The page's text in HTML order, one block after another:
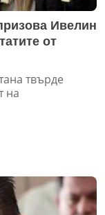
Ивелин
от
твърде
на